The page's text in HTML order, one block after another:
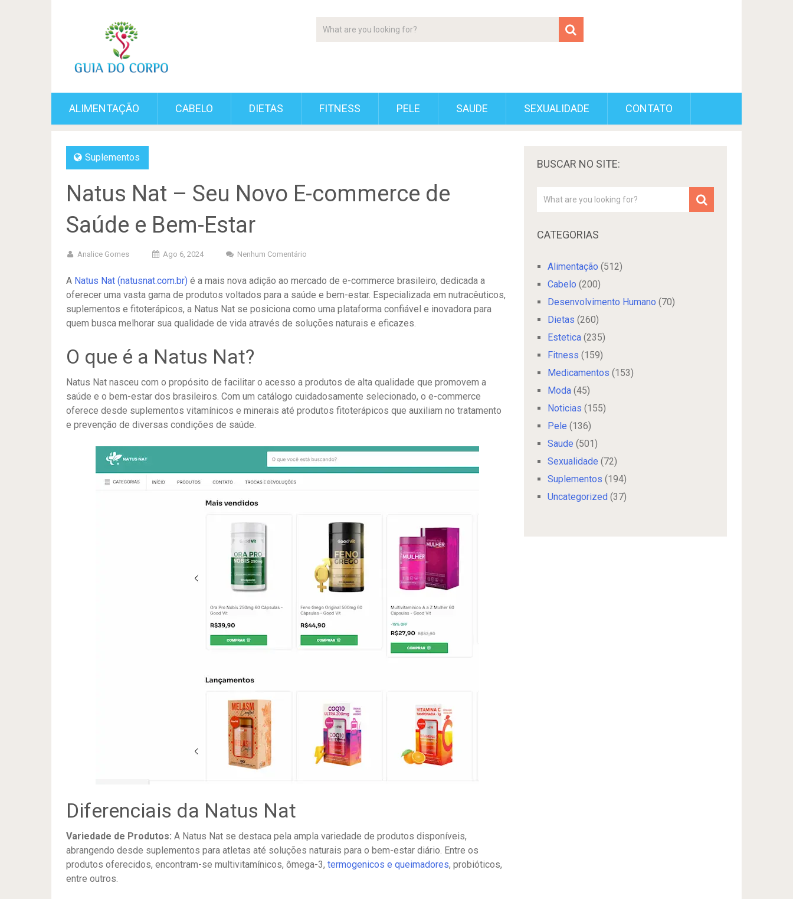
ALIMENTAÇÃO CABELO DIETAS FITNESS PELE SAUDE SEXUALIDADE CONTATO
Suplementos
Natus Nat – Seu Novo E-commerce de
Saúde e Bem-Estar
Analice Gomes Ago 6, 2024 Nenhum Comentário
A Natus Nat (natusnat.com.br) é a mais nova adição ao mercado de e-commerce brasileiro, dedicada a
oferecer uma vasta gama de produtos voltados para a saúde e bem-estar. Especializada em nutracêuticos,
suplementos e fitoterápicos, a Natus Nat se posiciona como uma plataforma confiável e inovadora para
quem busca melhorar sua qualidade de vida através de soluções naturais e eficazes.
O que é a Natus Nat?
Natus Nat nasceu com o propósito de facilitar o acesso a produtos de alta qualidade que promovem a
saúde e o bem-estar dos brasileiros. Com um catálogo cuidadosamente selecionado, o e-commerce
oferece desde suplementos vitamínicos e minerais até produtos fitoterápicos que auxiliam no tratamento
e prevenção de diversas condições de saúde.
Diferenciais da Natus Nat
Variedade de Produtos: A Natus Nat se destaca pela ampla variedade de produtos disponíveis,
abrangendo desde suplementos para atletas até soluções naturais para o bem-estar diário. Entre os
produtos oferecidos, encontram-se multivitamínicos, ômega-3, termogenicos e queimadores, probióticos,
entre outros.
BUSCAR NO SITE:
CATEGORIAS
Alimentação (512)
Cabelo (200)
Desenvolvimento Humano (70)
Dietas (260)
Estetica (235)
Fitness (159)
Medicamentos (153)
Moda (45)
Noticias (155)
Pele (136)
Saude (501)
Sexualidade (72)
Suplementos (194)
Uncategorized (37)